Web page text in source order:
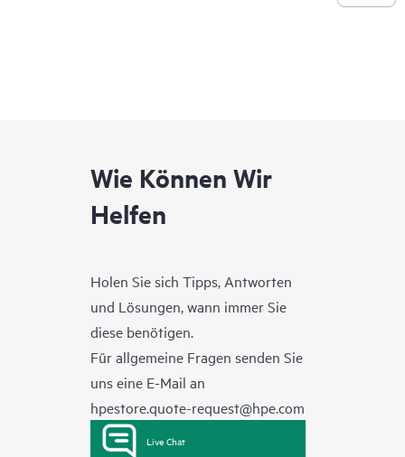
Wie Können Wir
Helfen
Holen Sie sich Tipps, Antworten
und Lösungen, wann immer Sie
diese benötigen.
Für allgemeine Fragen senden Sie
uns eine E-Mail an
hpestore.quote-request@hpe.com
Live Chat